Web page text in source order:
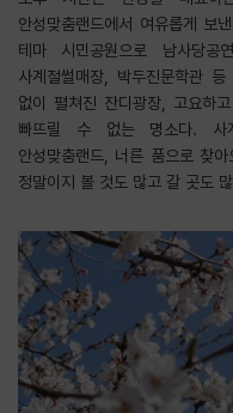
안성맞춤랜드에서 여유롭게 보
테마 시민공원으로 남사당공
사계절썰매장, 박두진문학관
없이 펼쳐진 잔디광장, 고요하
빠뜨릴 수 없는 명소다. 사
안성맞춤랜드, 너른 품으로 찾
정말이지 볼 것도 많고 갈 곳도